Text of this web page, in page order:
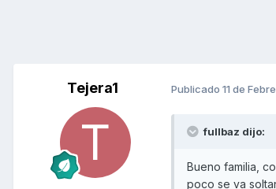
Tejera1 Publicado 11 de
fullbaz dijo:
Bueno familia,
poco se va